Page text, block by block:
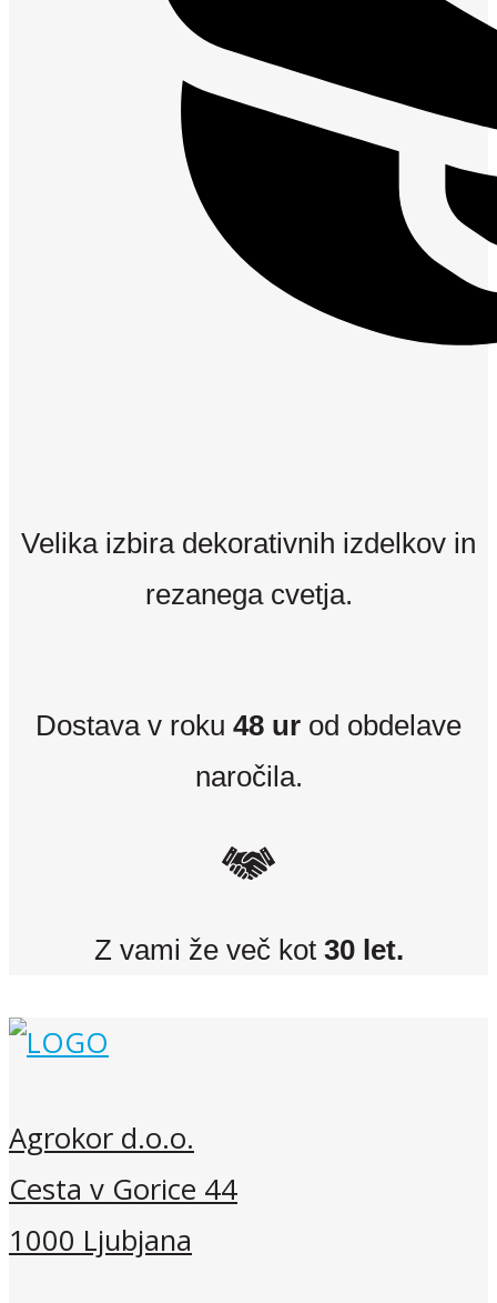
Velika izbira dekorativnih izdelkov in
rezanega cvetja.
Dostava v roku 48 ur od obdelave
naročila.
Z vami že več kot 30 let.
Agrokor d.o.o.
Cesta v Gorice 44
1000 Ljubjana